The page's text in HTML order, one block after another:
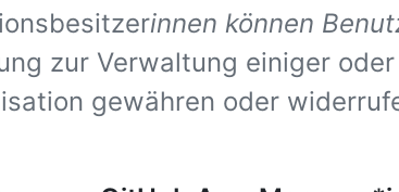
innen können
zur Verwaltung einiger
gewähren oder